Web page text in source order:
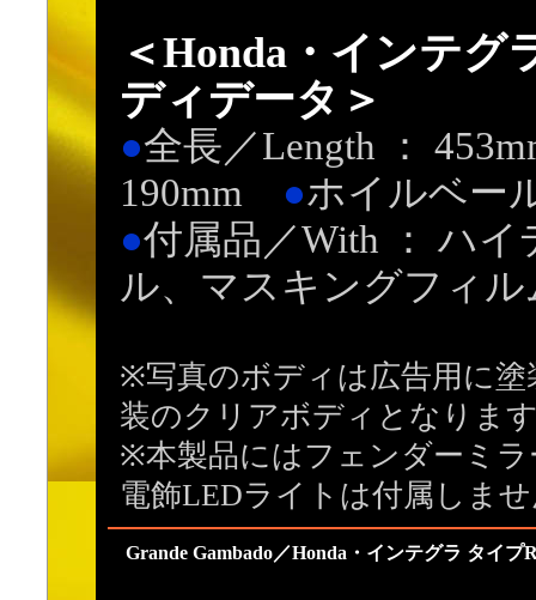
＜Honda・インテグ
ディデータ＞
●全長／Length ：
190mm ●ホイルベー
●付属品／With ： ハ
ル、マスキングフィ
※写真のボディは広告用に
装のクリアボディとなりま
※本製品にはフェンダーミ
電飾LEDライトは付属しま
Grande Gambado／Honda・インテグラ タイプ